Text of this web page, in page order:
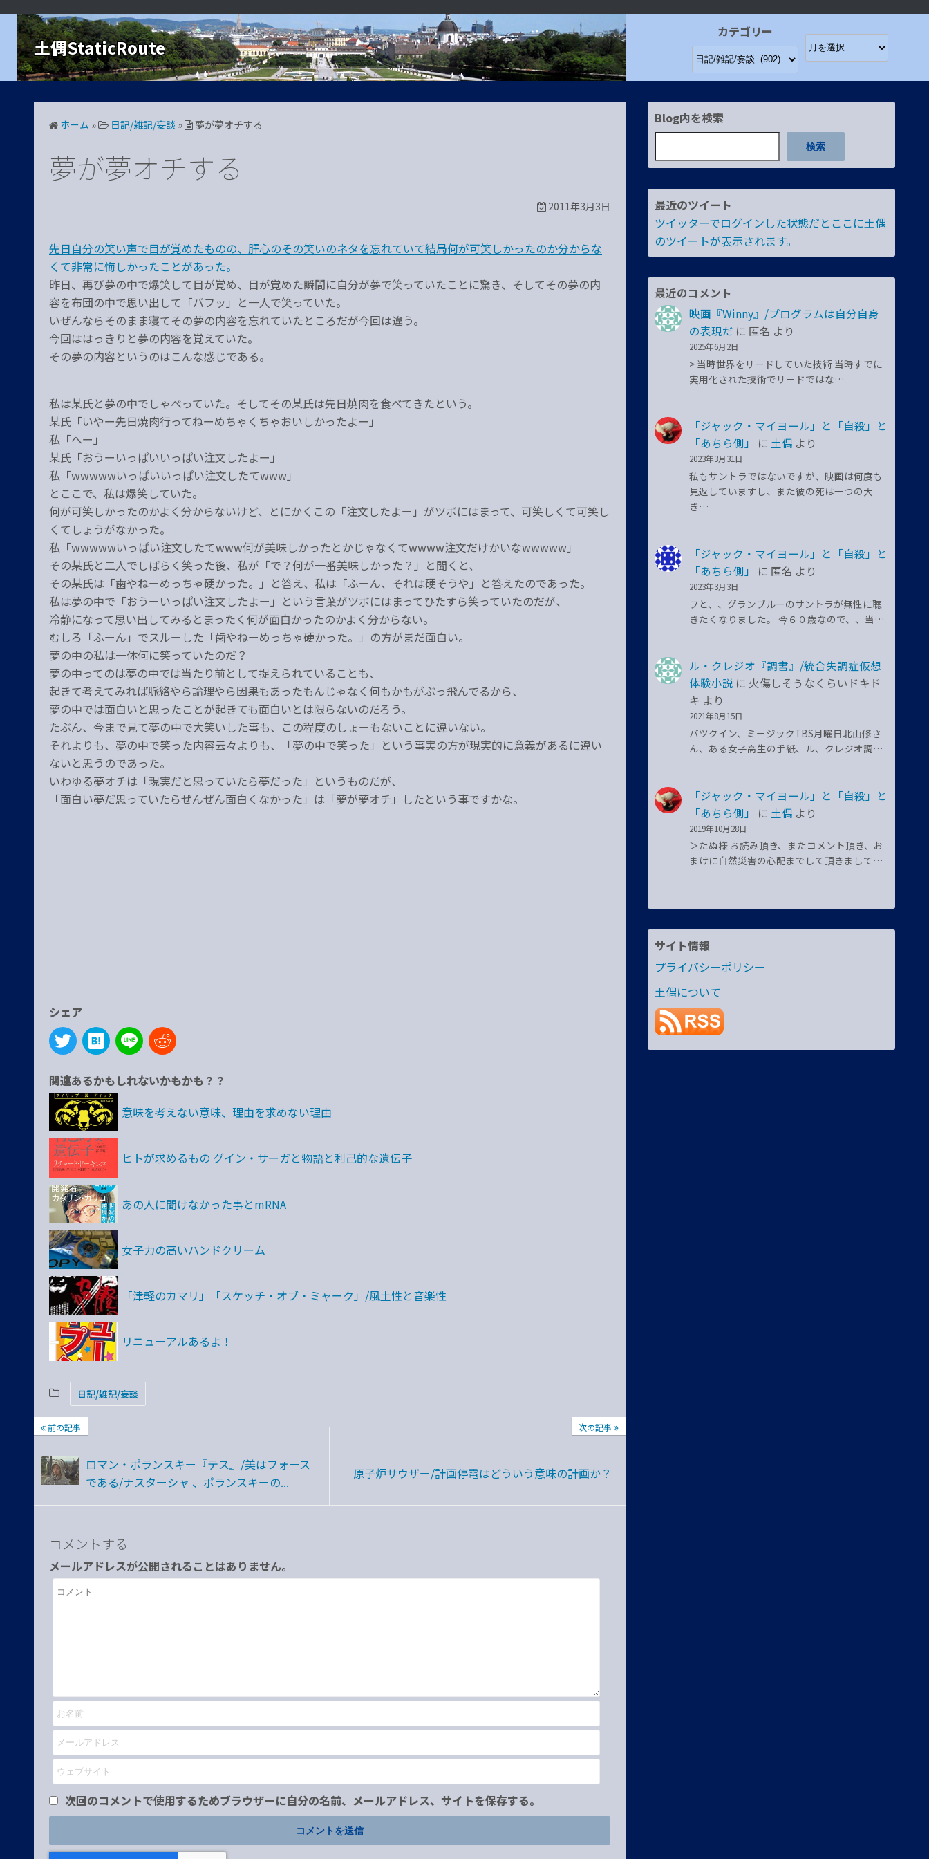
ツ
土偶StaticRoute
カテゴリー
ホーム » 日記/雑記/妄談 » 夢が夢オチする
夢が夢オチする
2011年3月3日
先日自分の笑い声で目が覚めたものの、肝心のその笑いのネタを忘れていて結局何が可笑しかったのか分からな
くて非常に悔しかったことがあった。
昨日、再び夢の中で爆笑して目が覚め、目が覚めた瞬間に自分が夢で笑っていたことに驚き、そしてその夢の内
容を布団の中で思い出して「バフッ」と一人で笑っていた。
いぜんならそのまま寝てその夢の内容を忘れていたところだが今回は違う。
今回ははっきりと夢の内容を覚えていた。
その夢の内容というのはこんな感じである。
私は某氏と夢の中でしゃべっていた。そしてその某氏は先日焼肉を食べてきたという。
某氏「いやー先日焼肉行ってねーめちゃくちゃおいしかったよー」
私「へー」
某氏「おうーいっぱいいっぱい注文したよー」
私「wwwwwいっぱいいっぱい注文したてwww」
とここで、私は爆笑していた。
何が可笑しかったのかよく分からないけど、とにかくこの「注文したよー」がツボにはまって、可笑しくて可笑し
くてしょうがなかった。
私「wwwwwいっぱい注文したてwww何が美味しかったとかじゃなくてwwww注文だけかいなwwwww」
その某氏と二人でしばらく笑った後、私が「で？何が一番美味しかった？」と聞くと、
その某氏は「歯やねーめっちゃ硬かった。」と答え、私は「ふーん、それは硬そうや」と答えたのであった。
私は夢の中で「おうーいっぱい注文したよー」という言葉がツボにはまってひたすら笑っていたのだが、
冷静になって思い出してみるとまったく何が面白かったのかよく分からない。
むしろ「ふーん」でスルーした「歯やねーめっちゃ硬かった。」の方がまだ面白い。
夢の中の私は一体何に笑っていたのだ？
夢の中ってのは夢の中では当たり前として捉えられていることも、
起きて考えてみれば脈絡やら論理やら因果もあったもんじゃなく何もかもがぶっ飛んでるから、
夢の中では面白いと思ったことが起きても面白いとは限らないのだろう。
たぶん、今まで見て夢の中で大笑いした事も、この程度のしょーもないことに違いない。
それよりも、夢の中で笑った内容云々よりも、「夢の中で笑った」という事実の方が現実的に意義があるに違い
ないと思うのであった。
いわゆる夢オチは「現実だと思っていたら夢だった」というものだが、
「面白い夢だ思っていたらぜんぜん面白くなかった」は「夢が夢オチ」したという事ですかな。
シェア
関連あるかもしれないかもかも？？
意味を考えない意味、理由を求めない理由
ヒトが求めるもの グイン・サーガと物語と利己的な遺伝子
あの人に聞けなかった事とmRNA
女子力の高いハンドクリーム
「津軽のカマリ」「スケッチ・オブ・ミャーク」/風土性と音楽性
リニューアルあるよ！
日記/雑記/妄談
前の記事
ロマン・ポランスキー『テス』/美はフォース
である/ナスターシャ 、ポランスキーの...
次の記事
原子炉サウザー/計画停電はどういう意味の計画か？
コメントする
メールアドレスが公開されることはありません。
次回のコメントで使用するためブラウザーに自分の名前、メールアドレス、サイトを保存する。
Blog内を検索
検索
最近のツイート
ツイッターでログインした状態だとここに土偶
のツイートが表示されます。
最近のコメント
映画『Winny』/プログラムは自分自身
の表現だ に 匿名 より
2025年6月2日
> 当時世界をリードしていた技術 当時すでに
実用化された技術でリードではな…
「ジャック・マイヨール」と「自殺」と
「あちら側」
に 土偶 より
2023年3月31日
私もサントラではないですが、映画は何度も
見返していますし、また彼の死は一つの大
き…
「ジャック・マイヨール」と「自殺」と
「あちら側」
に 匿名 より
2023年3月3日
フと、、グランブルーのサントラが無性に聴
きたくなりました。 今６０歳なので、、当…
ル・クレジオ『調書』/統合失調症仮想
体験小説 に 火傷しそうなくらいドキド
キ より
2021年8月15日
バツクイン、ミージックTBS月曜日北山修さ
ん、ある女子高生の手紙、ル、クレジオ調…
「ジャック・マイヨール」と「自殺」と
「あちら側」
に 土偶 より
2019年10月28日
＞たぬ様 お読み頂き、またコメント頂き、お
まけに自然災害の心配までして頂きまして…
サイト情報
プライバシーポリシー
土偶について